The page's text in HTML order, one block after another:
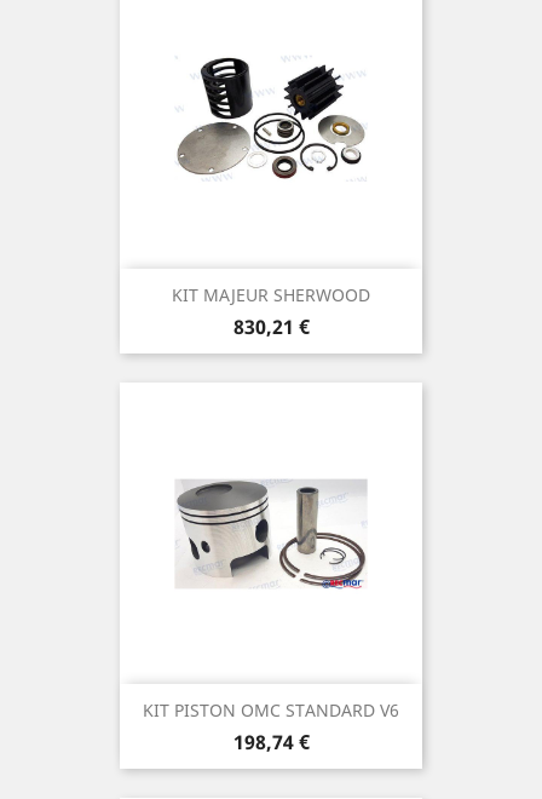
KIT MAJEUR SHERWOOD
Prix
830,21 €
KIT PISTON OMC STANDARD V6
Prix
198,74 €